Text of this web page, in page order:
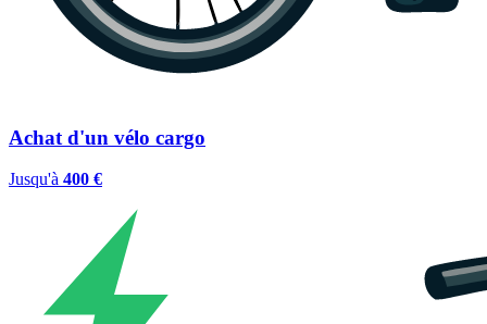
Achat d'un vélo cargo
Jusqu'à 400 €